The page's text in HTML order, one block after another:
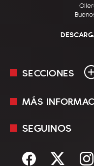
SECCIONES
En Vivo
Sociedad
MÁS
Mediakit
Términos y
SEGUINOS